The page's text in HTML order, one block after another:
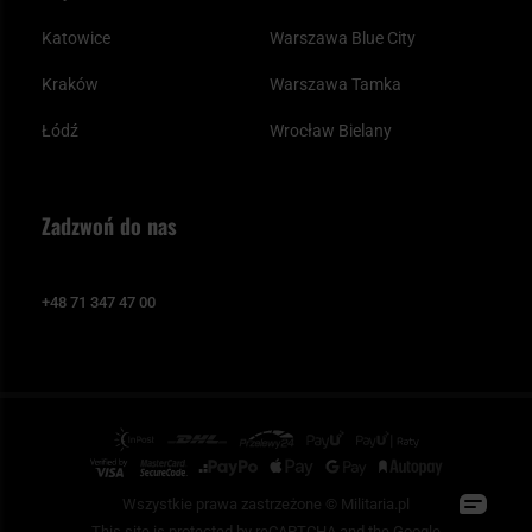
Katowice
Kraków
Łódź
Warszawa Blue City
Warszawa Tamka
Wrocław Bielany
Zadzwoń do nas
+48 71 347 47 00
Wszystkie prawa zastrzeżone © Militaria.pl